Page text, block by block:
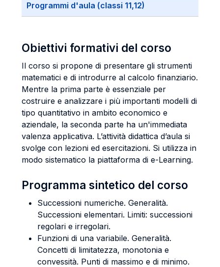
Programmi d'aula (classi 11,12)
Obiettivi formativi del corso
Il corso si propone di presentare gli strumenti
matematici e di introdurre al calcolo finanziario.
Mentre la prima parte è essenziale per
costruire e analizzare i più importanti modelli di
tipo quantitativo in ambito economico e
aziendale, la seconda parte ha un'immediata
valenza applicativa. L’attività didattica d’aula si
svolge con lezioni ed esercitazioni. Si utilizza in
modo sistematico la piattaforma di e-Learning.
Programma sintetico del corso
Successioni numeriche. Generalità.
Successioni elementari. Limiti: successioni
regolari e irregolari.
Funzioni di una variabile. Generalità.
Concetti di limitatezza, monotonia e
convessità. Punti di massimo e di minimo.